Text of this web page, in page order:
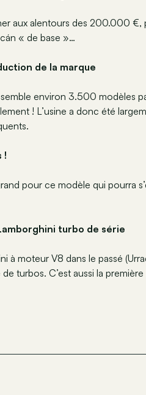
aux alentours des 200.000 €,
« de base »…
de la marque
environ 3.500 modèles
! L’usine a donc été
!
pour ce modèle qui pourra
turbo de série
à moteur V8 dans le passé
turbos. C’est aussi la